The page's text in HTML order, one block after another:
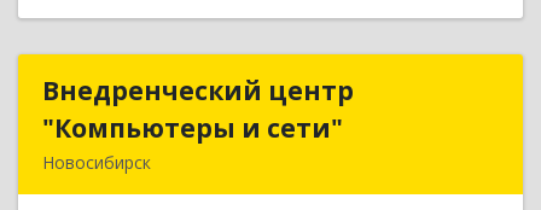
Внедренческий центр
"Компьютеры и сети"
Новосибирск
Внедренческий центр
"Компьютеры и сети"